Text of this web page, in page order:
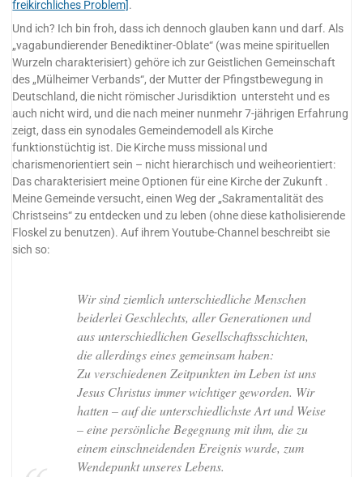
freikirchliches Problem] .
Und ich? Ich bin froh, dass ich dennoch glauben kann und darf. Als
„vagabundierender Benediktiner-Oblate“ (was meine spirituellen
Wurzeln charakterisiert) gehöre ich zur Geistlichen Gemeinschaft
des „Mülheimer Verbands“, der Mutter der Pfingstbewegung in
Deutschland, die nicht römischer Jurisdiktion untersteht und es
auch nicht wird, und die nach meiner nunmehr 7-jährigen Erfahrung
zeigt, dass ein synodales Gemeindemodell als Kirche
funktionstüchtig ist. Die Kirche muss missional und
charismenorientiert sein – nicht hierarchisch und weiheorientiert:
Das charakterisiert meine Optionen für eine Kirche der Zukunft .
Meine Gemeinde versucht, einen Weg der „Sakramentalität des
Christseins“ zu entdecken und zu leben (ohne diese katholisierende
Floskel zu benutzen). Auf ihrem Youtube-Channel beschreibt sie
sich so:
Wir sind ziemlich unterschiedliche Menschen
beiderlei Geschlechts, aller Generationen und
aus unterschiedlichen Gesellschaftsschichten,
die allerdings eines gemeinsam haben:
Zu verschiedenen Zeitpunkten im Leben ist uns
Jesus Christus immer wichtiger geworden. Wir
hatten – auf die unterschiedlichste Art und Weise
– eine persönliche Begegnung mit ihm, die zu
einem einschneidenden Ereignis wurde, zum
Wendepunkt unseres Lebens.